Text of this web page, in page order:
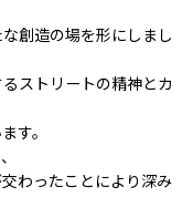
創造の場を形にしまし
ストリートの精神とカ
す。
わったことにより深み